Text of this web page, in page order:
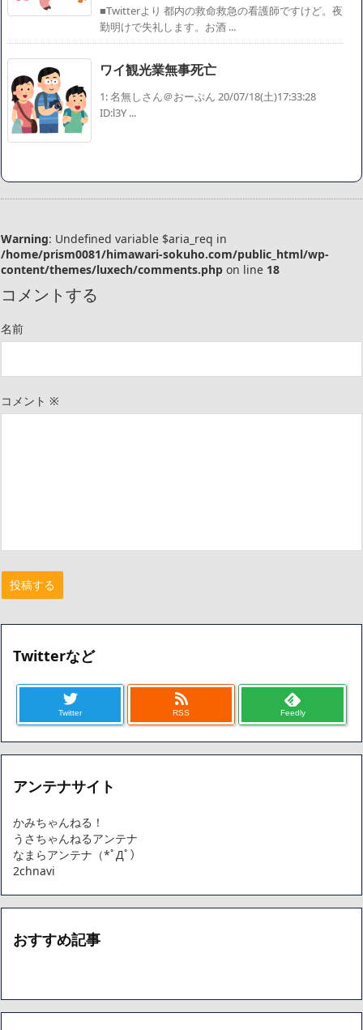
■Twitterより 都内の救命救急の看護師ですけど。夜
勤明けで失礼します。お酒 ...
ワイ観光業無事死亡
1: 名無しさん＠おーぷん 20/07/18(土)17:33:28
ID:l3Y ...
Warning: Undefined variable $aria_req in
/home/prism0081/himawari-sokuho.com/public_html/wp-
content/themes/luxech/comments.php on line 18
コメントする
名前
コメント ※
Twitterなど
Twitter RSS Feedly
アンテナサイト
かみちゃんねる！
うさちゃんねるアンテナ
なまらアンテナ（*ﾟДﾟ）
2chnavi
おすすめ記事